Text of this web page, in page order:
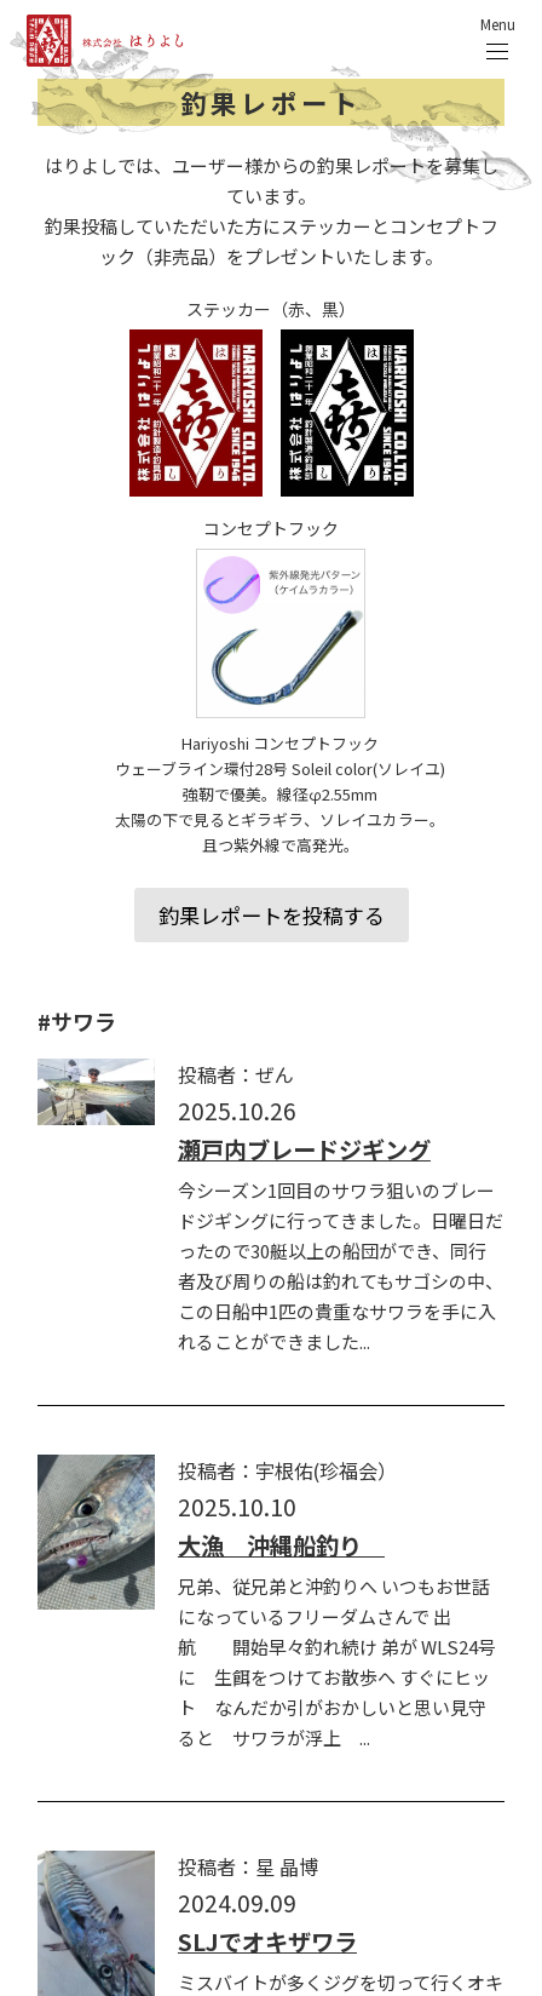
Menu
釣果レポート
はりよしでは、ユーザー様からの釣果レポートを募集し
ています。
釣果投稿していただいた方にステッカーとコンセプトフ
ック（非売品）をプレゼントいたします。
ステッカー（赤、黒）
コンセプトフック
Hariyoshi コンセプトフック
ウェーブライン環付28号 Soleil color(ソレイユ)
強靭で優美。線径φ2.55mm
太陽の下で見るとギラギラ、ソレイユカラー。
且つ紫外線で高発光。
釣果レポートを投稿する
#サワラ
投稿者：ぜん
2025.10.26
瀬戸内ブレードジギング
今シーズン1回目のサワラ狙いのブレー
ドジギングに行ってきました。日曜日だ
ったので30艇以上の船団ができ、同行
者及び周りの船は釣れてもサゴシの中、
この日船中1匹の貴重なサワラを手に入
れることができました...
投稿者：宇根佑(珍福会）
2025.10.10
大漁 沖縄船釣り
兄弟、従兄弟と沖釣りへ いつもお世話
になっているフリーダムさんで 出
航 開始早々釣れ続け 弟が WLS24号
に 生餌をつけてお散歩へ すぐにヒッ
ト なんだか引がおかしいと思い見守
ると サワラが浮上 ...
投稿者：星 晶博
2024.09.09
SLJでオキザワラ
ミスバイトが多くジグを切って行くオキ